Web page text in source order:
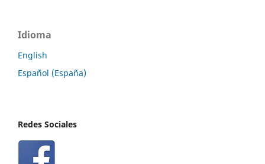
Idioma
English
Español (España)
Redes Sociales